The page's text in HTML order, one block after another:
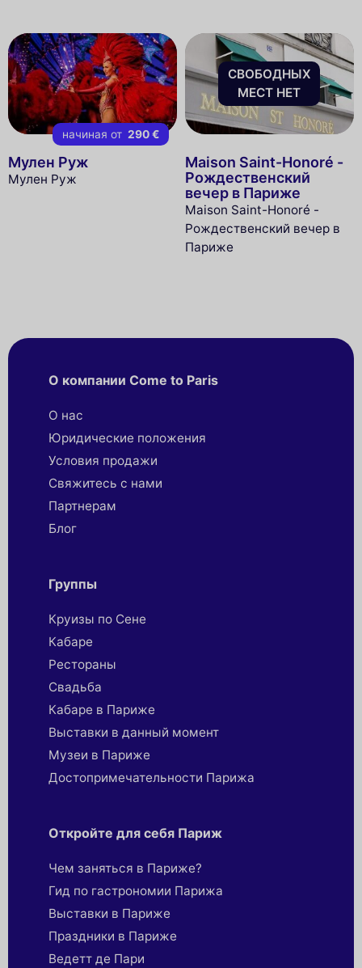
начиная от 290 €
Мулен Руж
Мулен Руж
СВОБОДНЫХ
МЕСТ НЕТ
Maison Saint-Honoré -
Рождественский
вечер в Париже
Maison Saint-Honoré -
Рождественский вечер в
Париже
О компании Come to Paris
О нас
Юридические положения
Условия продажи
Свяжитесь с нами
Партнерaм
Блог
Группы
Круизы по Сене
Кабаре
Рестораны
Свадьба
Кабаре в Париже
Выставки в данный момент
Музеи в Париже
Достопримечательности Парижа
Откройте для себя Париж
Чем заняться в Париже?
Гид по гастрономии Парижа
Выставки в Париже
Праздники в Париже
Ведетт де Пари